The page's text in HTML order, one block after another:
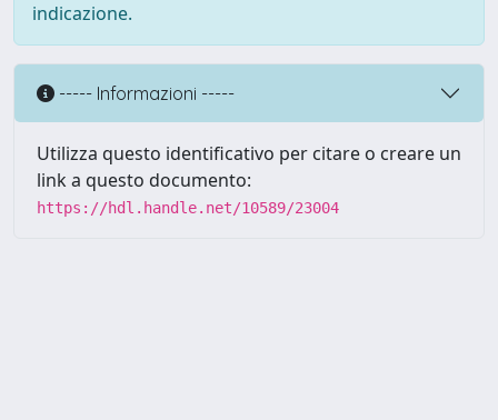
indicazione.
----- Informazioni -----
Utilizza questo identificativo per citare o creare un
link a questo documento:
https://hdl.handle.net/10589/23004